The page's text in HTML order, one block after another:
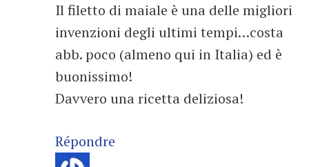
Il filetto di maiale è una delle migliori
invenzioni degli ultimi tempi…costa
abb. poco (almeno qui in Italia) ed è
buonissimo!
Davvero una ricetta deliziosa!
Répondre